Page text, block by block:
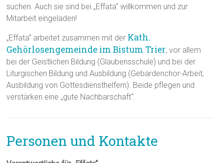
suchen. Auch sie sind bei „Effata“ willkommen und zur
Mitarbeit eingeladen!
„Effata“ arbeitet zusammen mit der Kath.
Gehörlosengemeinde im Bistum Trier, vor allem
bei der Geistlichen Bildung (Glaubensschule) und bei der
Liturgischen Bildung und Ausbildung (Gebärdenchor-Arbeit,
Ausbildung von Gottesdiensthelfern). Beide pflegen und
verstärken eine „gute Nachbarschaft“.
Personen und Kontakte